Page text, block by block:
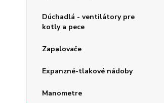
Dúchadlá - ventilátory pre
kotly a pece
Zapalovače
Expanzné-tlakové nádoby
Manometre